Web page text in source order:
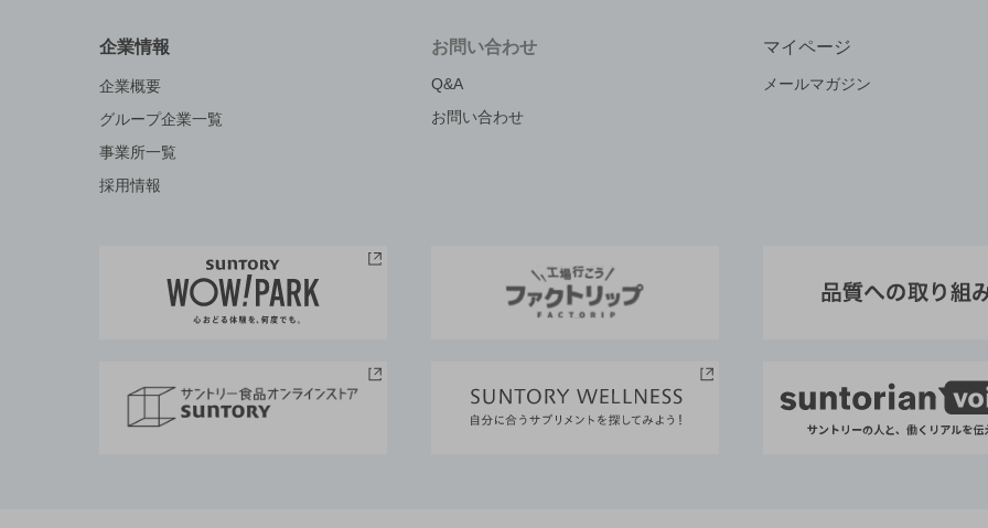
企業情報
企業概要
グループ企業一覧
事業所一覧
採用情報
お問い合わせ
Q&A
お問い合わせ
マイページ
メールマガジン